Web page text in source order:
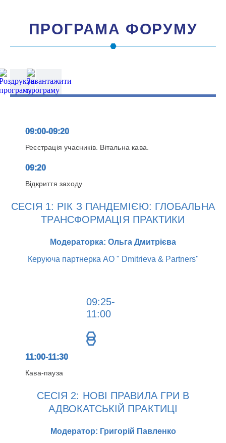
ПРОГРАМА ФОРУМУ
09:00-09:20
Реєстрація учасників. Вітальна кава.
09:20
Відкриття заходу
СЕСІЯ 1: РІК З ПАНДЕМІЄЮ: ГЛОБАЛЬНА
ТРАНСФОРМАЦІЯ ПРАКТИКИ
Модераторка: Ольга Дмитрієва
Керуюча партнерка АО " Dmitrieva & Partners"
09:25-
11:00
11:00-11:30
Кава-пауза
СЕСІЯ 2: НОВІ ПРАВИЛА ГРИ В
АДВОКАТСЬКІЙ ПРАКТИЦІ
Модератор: Григорій Павленко